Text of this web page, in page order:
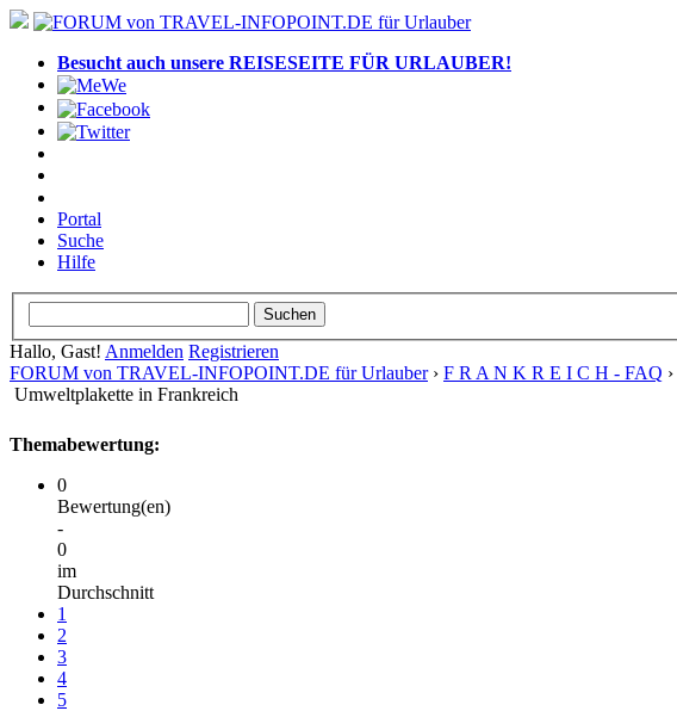
Besucht auch unsere REISESEITE FÜR URLAUBER!
Portal
Suche
Hilfe
Hallo, Gast! Anmelden Registrieren
FORUM von TRAVEL-INFOPOINT.DE für Urlauber› F R A N K R E I C H - FAQ ›
Umweltplakette in Frankreich
Themabewertung:
0
Bewertung(en)
-
0
im
Durchschnitt
1
2
3
4
5